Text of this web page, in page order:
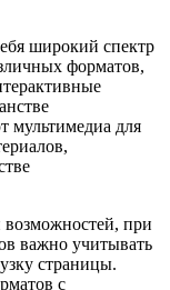
широкий спектр
форматов,
мультимедиа для
при
важно учитывать
страницы.
с